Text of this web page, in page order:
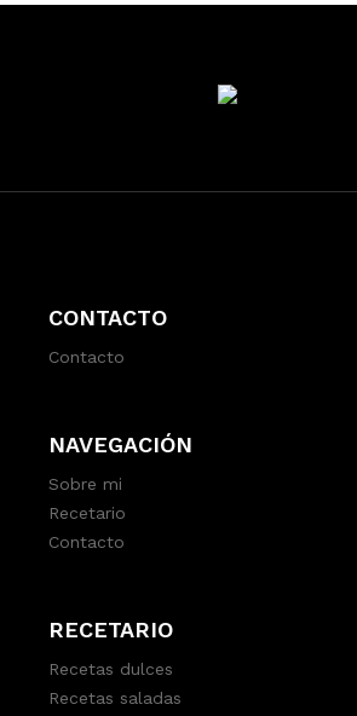
CONTACTO
Contacto
NAVEGACIÓN
Sobre mi
Recetario
Contacto
RECETARIO
Recetas dulces
Recetas saladas